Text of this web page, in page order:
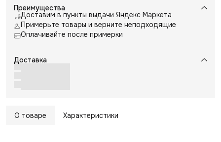
Преимущества
Доставим в пункты выдачи Яндекс Маркета
Примерьте товары и верните неподходящие
Оплачивайте после примерки
Доставка
О товаре Характеристики